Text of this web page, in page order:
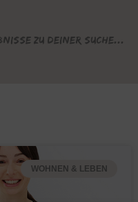
zu deiner Suche...
WOHNEN & LEBEN